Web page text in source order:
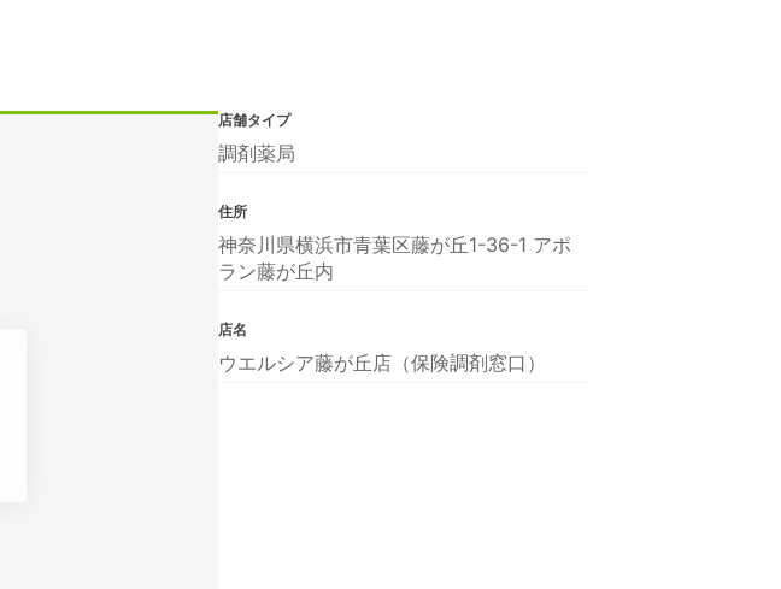
店舗タイプ
調剤薬局
住所
神奈川県横浜市青葉区藤が丘1-36-1 アポ
ラン藤が丘内
店名
ウエルシア藤が丘店（保険調剤窓口）